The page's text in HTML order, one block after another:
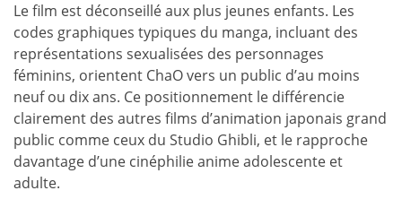
Le film est déconseillé aux plus jeunes enfants. Les
codes graphiques typiques du manga, incluant des
représentations sexualisées des personnages
féminins, orientent ChaO vers un public d’au moins
neuf ou dix ans. Ce positionnement le différencie
clairement des autres films d’animation japonais grand
public comme ceux du Studio Ghibli, et le rapproche
davantage d’une cinéphilie anime adolescente et
adulte.